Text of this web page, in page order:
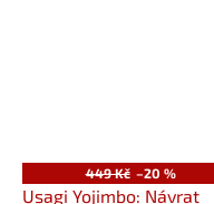
449 Kč –20 %
Usagi Yojimbo: Návrat